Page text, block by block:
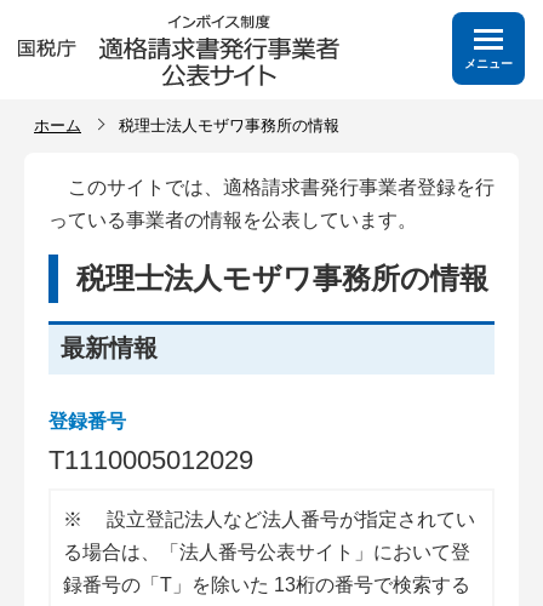
メニュー
ホーム 税理士法人モザワ事務所の情報
このサイトでは、適格請求書発行事業者登録を行
っている事業者の情報を公表しています。
税理士法人モザワ事務所の情報
最新情報
登録番号
T1110005012029
※
設立登記法人など法人番号が指定されてい
る場合は、「法人番号公表サイト」において登
録番号の「T」を除いた 13桁の番号で検索する